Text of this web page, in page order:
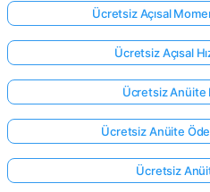
Ücretsiz Açısal
Ücretsiz Açısal
Ücretsiz Anüite
Ücretsiz Anüite
Ücretsiz